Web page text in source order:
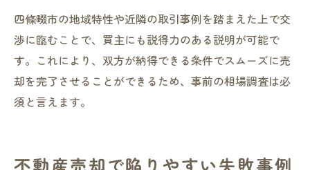
四條畷市の地域特性や近隣の取引事例を踏まえた上で交
渉に臨むことで、買主にも説得力のある説明が可能で
す。これにより、双方が納得できる条件でスムーズに売
却を完了させることができるため、事前の相場調査は必
須と言えます。
不動産売却で陥りやすい失敗事例